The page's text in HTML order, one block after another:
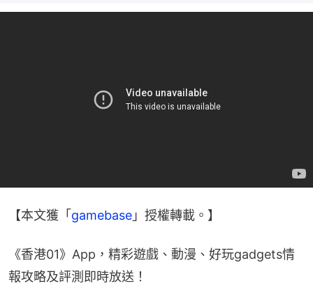
【本文獲「gamebase 」授權轉載。】
《香港01》App，精彩遊戲、動漫、好玩gadgets情
報攻略及評測即時放送！